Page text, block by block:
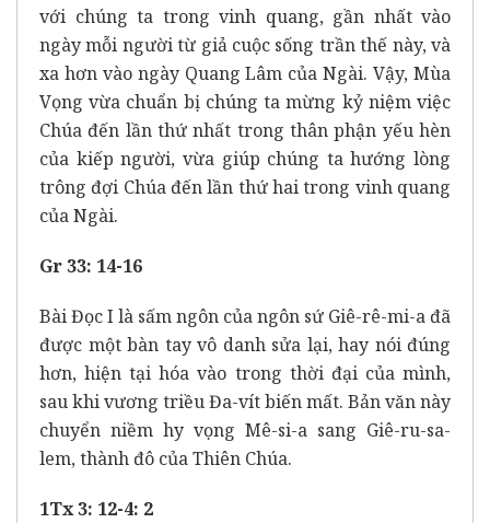
với chúng ta trong vinh quang, gần nhất vào
ngày mỗi người từ giả cuộc sống trần thế này, và
xa hơn vào ngày Quang Lâm của Ngài. Vậy, Mùa
Vọng vừa chuẩn bị chúng ta mừng kỷ niệm việc
Chúa đến lần thứ nhất trong thân phận yếu hèn
của kiếp người, vừa giúp chúng ta hướng lòng
trông đợi Chúa đến lần thứ hai trong vinh quang
của Ngài.
Gr 33: 14-16
Bài Đọc I là sấm ngôn của ngôn sứ Giê-rê-mi-a đã
được một bàn tay vô danh sửa lại, hay nói đúng
hơn, hiện tại hóa vào trong thời đại của mình,
sau khi vương triều Đa-vít biến mất. Bản văn này
chuyển niềm hy vọng Mê-si-a sang Giê-ru-sa-
lem, thành đô của Thiên Chúa.
1Tx 3: 12-4: 2